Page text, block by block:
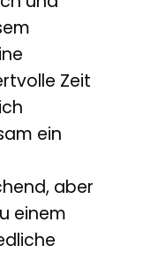
Zeit
ein
aber
einem